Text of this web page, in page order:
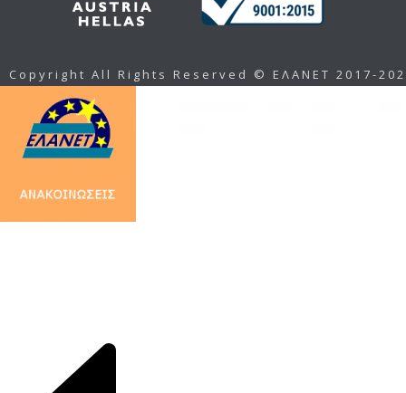
Copyright All Rights Reserved © ΕΛΑΝΕΤ 2017-